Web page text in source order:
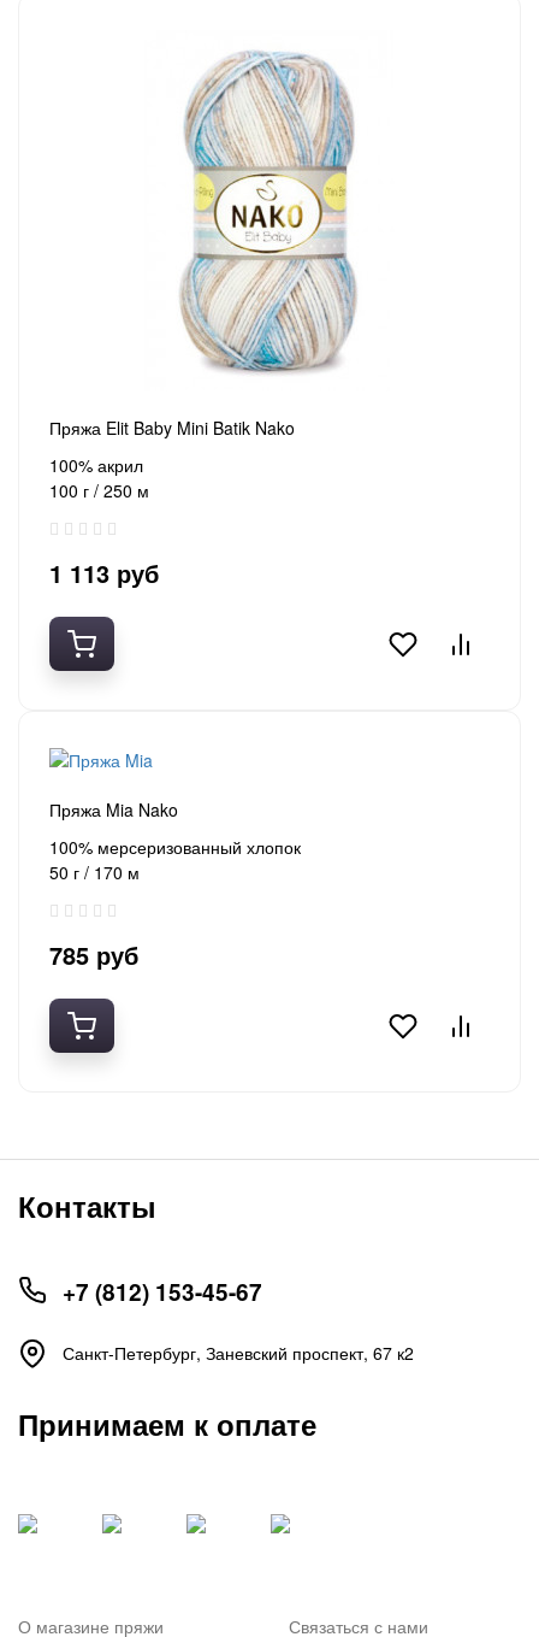
Пряжа Elit Baby Mini Batik Nako
100% акрил
100 г / 250 м
1 113 руб
Пряжа Mia Nako
100% мерсеризованный хлопок
50 г / 170 м
785 руб
О магазине пряжи Связаться с нами
Контакты
+7 (812) 153-45-67
Санкт-Петербург, ​Заневский проспект, 67 к2
Принимаем к оплате